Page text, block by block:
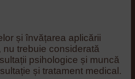
și învățarea aplicării
nu trebuie considerată
psihologice și muncă
și tratament medical.